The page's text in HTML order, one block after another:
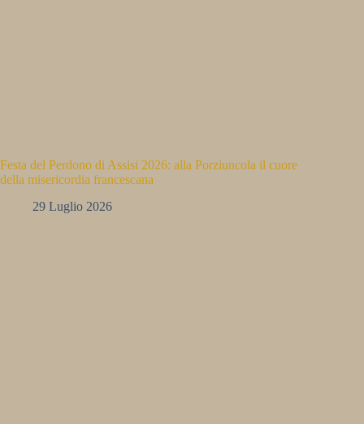
Festa del Perdono di Assisi 2026: alla Porziuncola il cuore
della misericordia francescana
29 Luglio 2026